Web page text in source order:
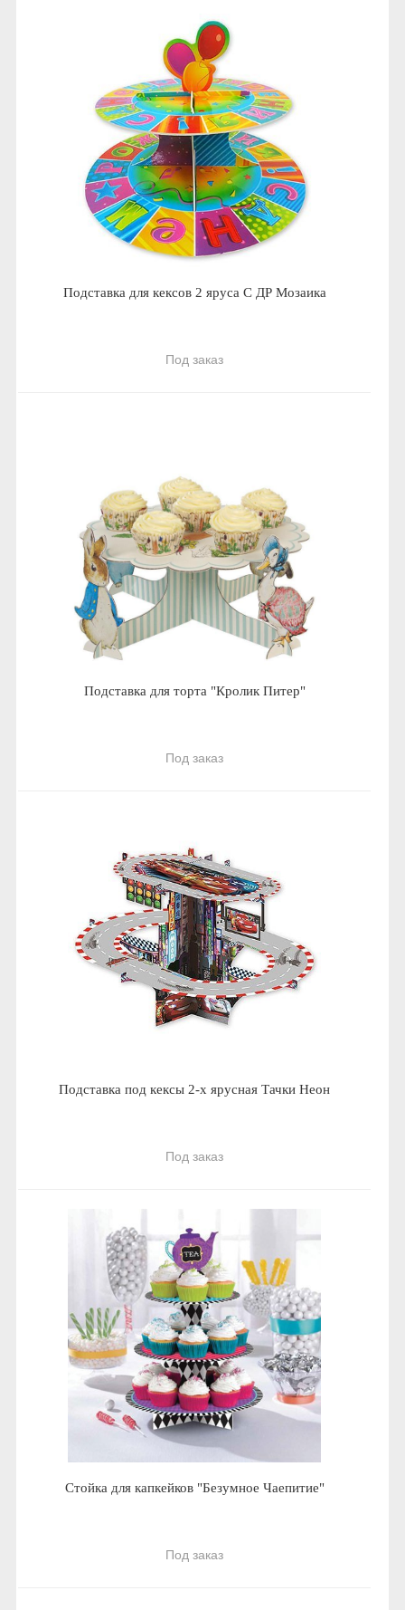
Подставка для кексов 2 яруса С ДР Мозаика
Под заказ
Подставка для торта "Кролик Питер"
Под заказ
Подставка под кексы 2-х ярусная Тачки Неон
Под заказ
Стойка для капкейков "Безумное Чаепитие"
Под заказ